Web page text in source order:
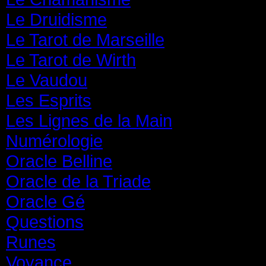
Le Druidisme
Le Tarot de Marseille
Le Tarot de Wirth
Le Vaudou
Les Esprits
Les Lignes de la Main
Numérologie
Oracle Belline
Oracle de la Triade
Oracle Gé
Questions
Runes